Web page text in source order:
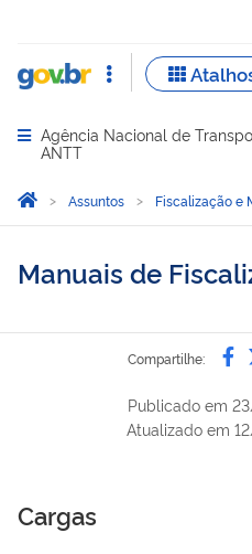
Abrir menu principal de
Agência Nacional de
ANTT
Você está aqui:
Página Inicial
Assuntos Fiscalização e
Manuais de
Compartilhe:
Publicado em
Atualizado em
Cargas